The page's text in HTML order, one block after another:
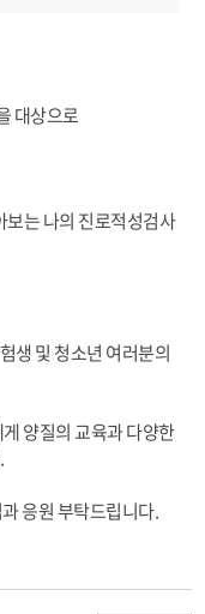
대상으로
는 나의 진로적성검사
생 및 청소년 여러분의
양질의 교육과 다양한
응원 부탁드립니다.